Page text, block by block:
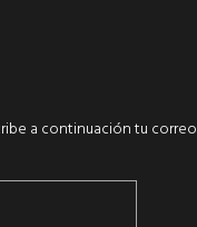
a continuación tu correo